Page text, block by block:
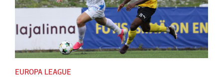
EUROPA LEAGUE